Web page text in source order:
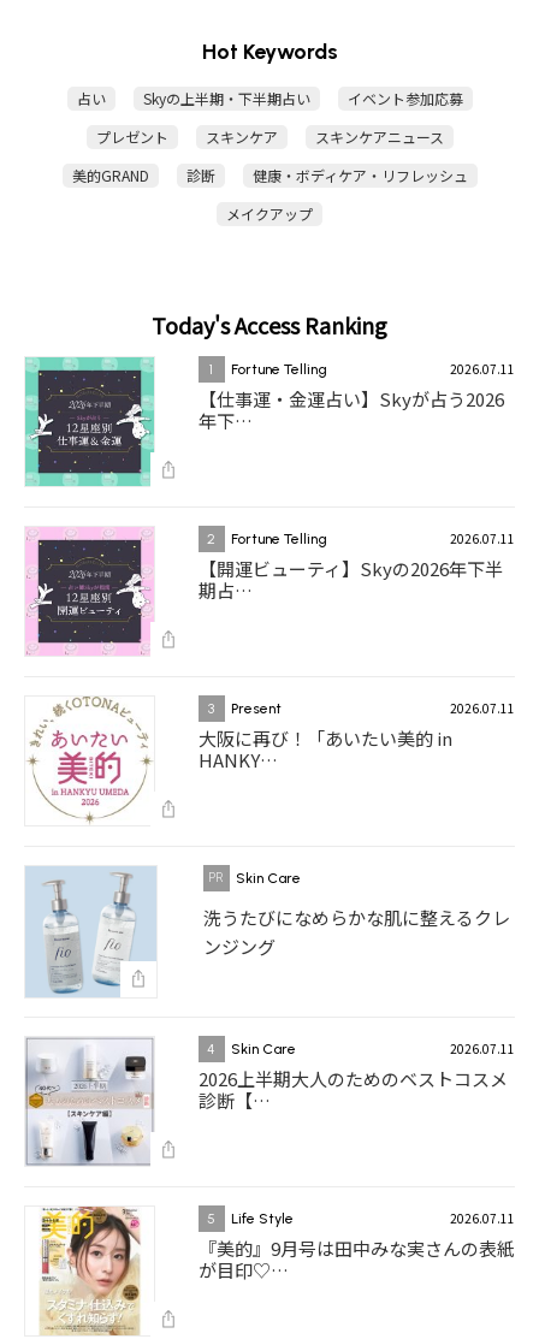
Hot Keywords
占い Skyの上半期・下半期占い
イベント参加応募
プレゼント
スキンケア
スキンケアニュース
美的GRAND
診断
健康・ボディケア・リフレッシュ
メイクアップ
Today's Access Ranking
1 Fortune Telling 2026.07.11
【仕事運・金運占い】Skyが占う2026
年下…
2 Fortune Telling 2026.07.11
【開運ビューティ】Skyの2026年下半
期占…
3 Present 2026.07.11
大阪に再び！「あいたい美的 in
HANKY…
Skin Care
洗うたびになめらかな肌に整えるクレ
ンジング
4 Skin Care 2026.07.11
2026上半期大人のためのベストコスメ
診断【…
5 Life Style 2026.07.11
『美的』9月号は田中みな実さんの表紙
が目印♡…